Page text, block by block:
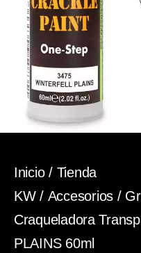
Inicio/ Tienda
KW/ Accesorios/
Craqueladora
PLAINS 60ml